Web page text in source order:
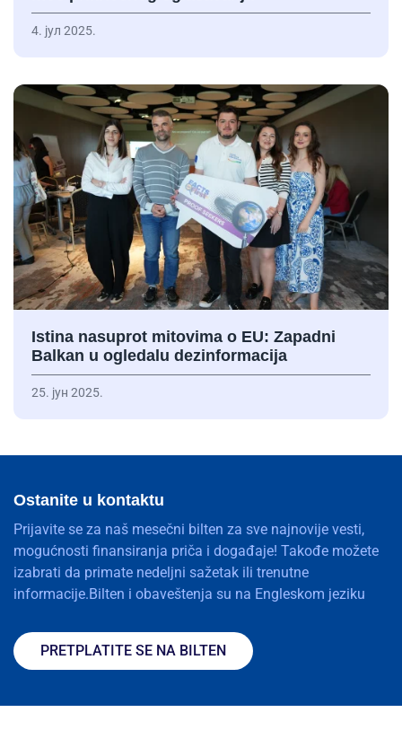
4. јул 2025.
Istina nasuprot mitovima o EU: Zapadni
Balkan u ogledalu dezinformacija
25. јун 2025.
Ostanite u kontaktu
Prijavite se za naš mesečni bilten za sve najnovije vesti,
mogućnosti finansiranja priča i događaje! Takođe možete
izabrati da primate nedeljni sažetak ili trenutne
informacije.Bilten i obaveštenja su na Engleskom jeziku
PRETPLATITE SE NA BILTEN